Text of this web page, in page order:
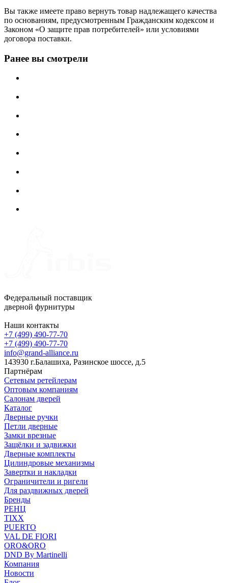
Вы также имеете право вернуть товар надлежащего качества
по основаниям, предусмотренным Гражданским кодексом и
Законом «О защите прав потребителей» или условиями
договора поставки.
Ранее вы смотрели
Федеральный поставщик
дверной фурнитуры
Наши контакты
+7 (499) 490-77-70
+7 (499) 490-77-70
info@grand-alliance.ru
143930 г.Балашиха, Разинское шоссе, д.5
Партнёрам
Сетевым ретейлерам
Оптовым компаниям
Салонам дверей
Каталог
Дверные ручки
Петли дверные
Замки врезные
Защёлки и задвижки
Дверные комплекты
Цилиндровые механизмы
Завертки и накладки
Ограничители и ригели
Для раздвижных дверей
Бренды
РЕНЦ
TIXX
PUERTO
VAL DE FIORI
ORO&ORO
DND By Martinelli
Компания
Новости